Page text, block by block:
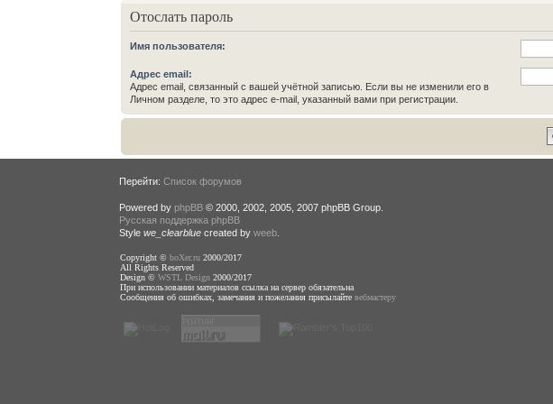
Отослать пароль
Имя пользователя:
Адрес email:
Адрес email, связанный с вашей учётной записью. Если вы не изменили его в
Личном разделе, то это адрес e-mail, указанный вами при регистрации.
Перейти: Список форумов
Powered by phpBB© 2000, 2002, 2005, 2007 phpBB Group.
Русская поддержка phpBB
Style we_clearbluecreated by weeb.
Copyright © boXer.ru 2000/2017
All Rights Reserved
Design © WSTL Design 2000/2017
При использовании материалов ссылка на сервер обязательна
Сообщения об ошибках, замечания и пожелания присылайте вебмастеру